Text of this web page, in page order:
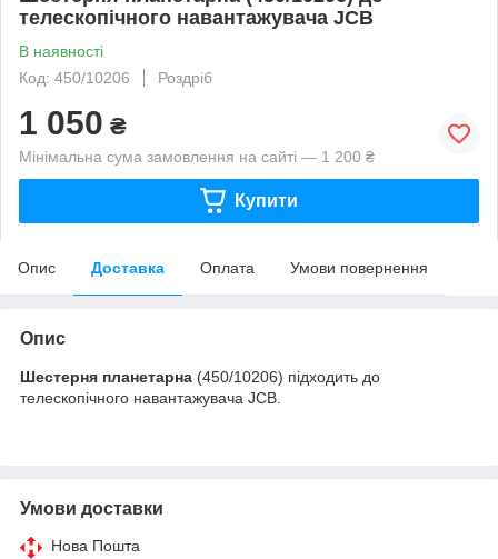
телескопічного навантажувача JCB
В наявності
Код: 450/10206
Роздріб
1 050 ₴
Мінімальна сума замовлення на сайті — 1 200 ₴
Купити
Опис Доставка Оплата Умови повернення
Опис
Шестерня планетарна (450/10206) підходить до
телескопічного навантажувача JCB.
Умови доставки
Нова Пошта